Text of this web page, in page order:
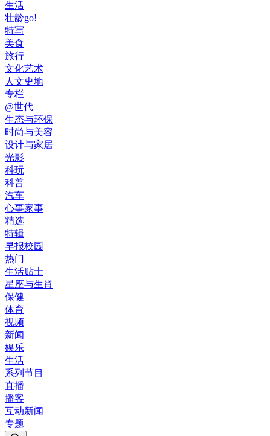
生活
壮龄go!
特写
美食
旅行
文化艺术
人文史地
专栏
@世代
生态与环保
时尚与美容
设计与家居
光影
科玩
科普
汽车
心事家事
精选
特辑
早报校园
热门
生活贴士
星座与生肖
保健
体育
视频
新闻
娱乐
生活
系列节目
直播
播客
互动新闻
专题